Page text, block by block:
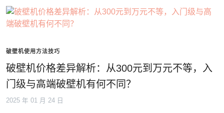
破壁机使用方法技巧
破壁机价格差异解析：从300元到万元不等，入
门级与高端破壁机有何不同？
2025 年 01 月 24 日